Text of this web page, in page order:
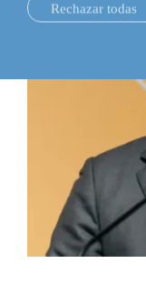
Rechazar todas